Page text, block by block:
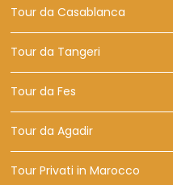
Tour da Casablanca
Tour da Tangeri
Tour da Fes
Tour da Agadir
Tour Privati ​​in Marocco